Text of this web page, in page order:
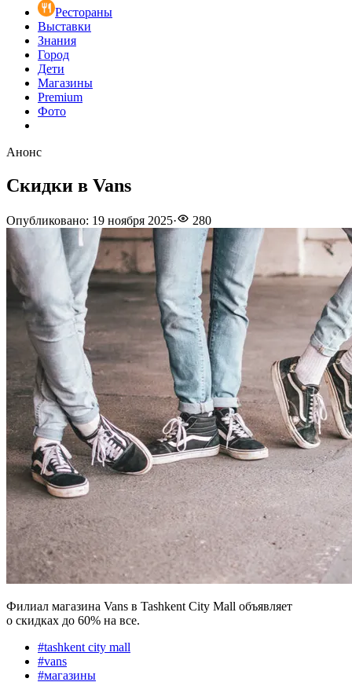
Рестораны
Выставки
Знания
Город
Дети
Магазины
Premium
Фото
Анонс
Скидки в Vans
Опубликовано: 19 ноября 2025· 280
Филиал магазина Vans в Tashkent City Mall объявляет
о скидках до 60% на все.
#tashkent city mall
#vans
#магазины